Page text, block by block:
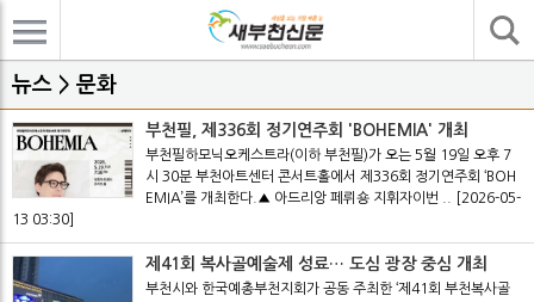
뉴스 > 문화
부천필, 제336회 정기연주회 'BOHEMIA' 개최
부천필하모닉오케스트라(이하 부천필)가 오는 5월 19일 오후 7
시 30분 부천아트센터 콘서트홀에서 제336회 정기연주회 ‘BOH
EMIA’를 개최한다.▲ 아드리앙 페뤼숑 지휘자이번 ..
[2026-05-
13 03:30]
제41회 복사골예술제 성료… 도심 광장 중심 개최
부천시와 한국예총부천지회가 공동 주최한 ‘제41회 부천복사골